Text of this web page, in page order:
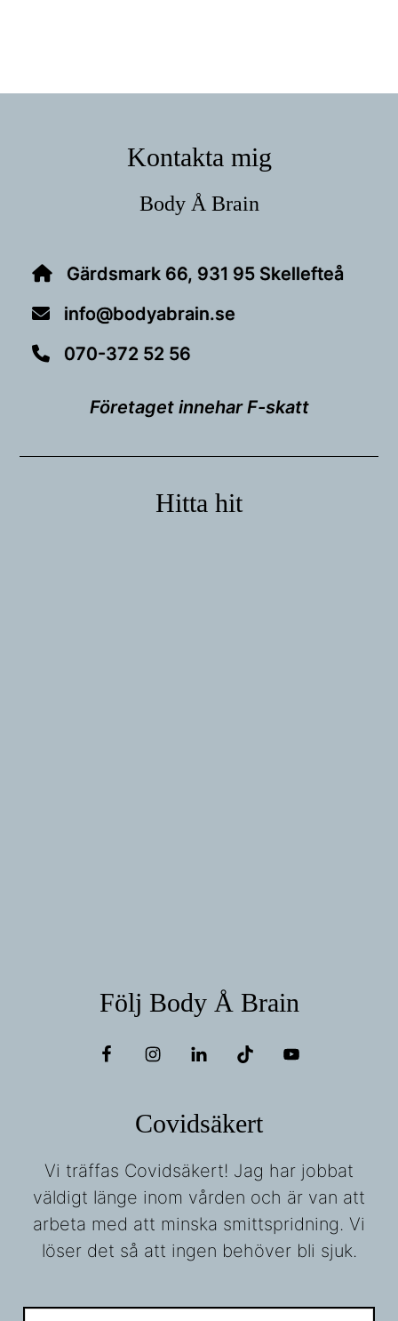
Kontakta mig
Body Å Brain
Gärdsmark 66, 931 95 Skellefteå
info@bodyabrain.se
070-372 52 56
Företaget innehar F-skatt
Hitta hit
Följ Body Å Brain
Covidsäkert
Vi träffas Covidsäkert! Jag har jobbat
väldigt länge inom vården och är van att
arbeta med att minska smittspridning. Vi
löser det så att ingen behöver bli sjuk.